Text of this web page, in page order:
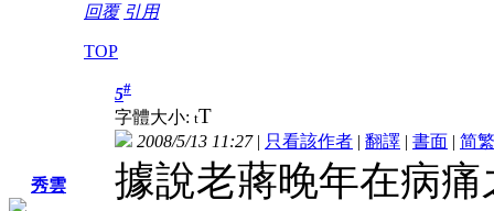
回覆 引用
TOP
秀雲
5#
字體大小: tT
2008/5/13 11:27| 只看該作者 | 翻譯 | 書面 | 简繁
據說老蔣晚年在病